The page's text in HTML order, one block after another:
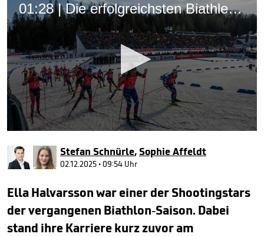
01:28 | Die erfolgreichsten Biathletinnen der Weltcup-Geschichte
seconds
of
1
minute,
seconds
Stefan Schnürle,Sophie Affeldt
02.12.2025 • 09:54 Uhr
Ella Halvarsson war einer der Shootingstars
der vergangenen Biathlon-Saison. Dabei
stand ihre Karriere kurz zuvor am